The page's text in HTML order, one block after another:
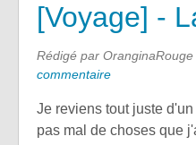
[Voyage] -
Rédigé par OranginaRouge
commentaire
Je reviens tout juste
pas mal de choses que